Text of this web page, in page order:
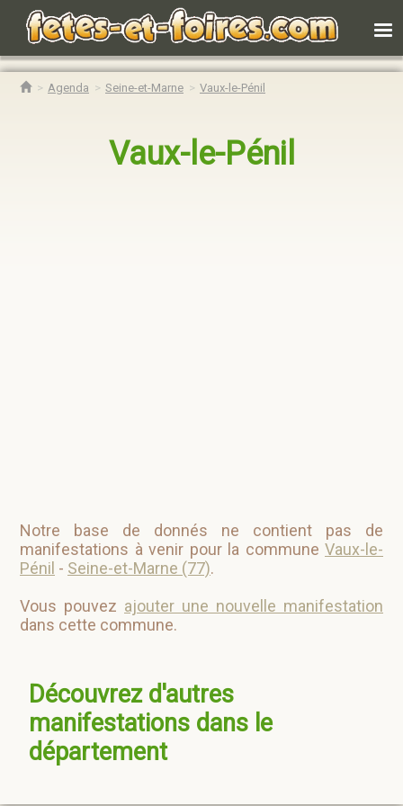
Agenda Seine-et-Marne Vaux-le-Pénil
Vaux-le-Pénil
Notre base de donnés ne contient pas de
manifestations à venir pour la commune Vaux-le-
Pénil - Seine-et-Marne (77).
Vous pouvez ajouter une nouvelle manifestation
dans cette commune.
Découvrez d'autres
manifestations dans le
département